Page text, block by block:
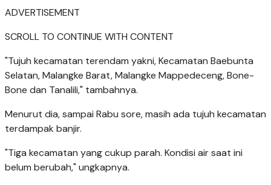
ADVERTISEMENT
SCROLL TO CONTINUE WITH CONTENT
"Tujuh kecamatan terendam yakni, Kecamatan Baebunta
Selatan, Malangke Barat, Malangke Mappedeceng, Bone-
Bone dan Tanalili," tambahnya.
Menurut dia, sampai Rabu sore, masih ada tujuh kecamatan
terdampak banjir.
"Tiga kecamatan yang cukup parah. Kondisi air saat ini
belum berubah," ungkapnya.